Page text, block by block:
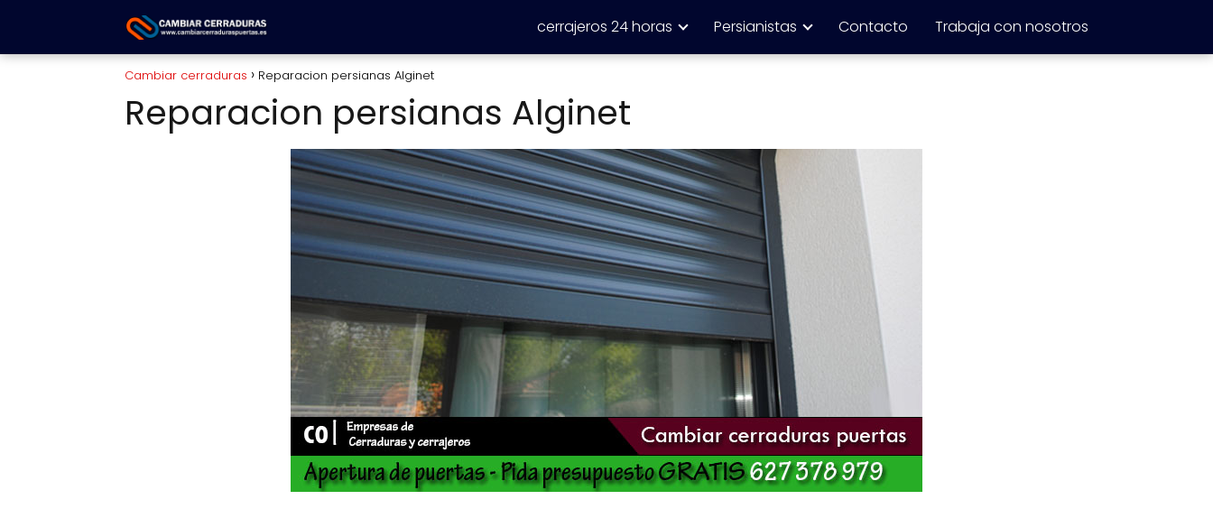
cerrajeros 24 horas Persianistas Contacto Trabaja con nosotros
Cambiar cerraduras Reparacion persianas Alginet
Reparacion persianas Alginet